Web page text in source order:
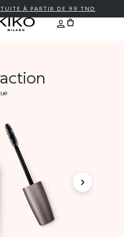
À PARTIR DE 99 TND